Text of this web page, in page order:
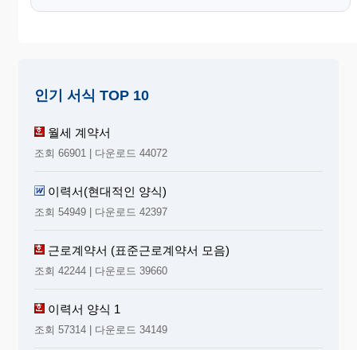
인기 서식 TOP 10
월세 계약서
조회 66901 | 다운로드 44072
이력서(현대적인 양식)
조회 54949 | 다운로드 42397
근로계약서 (표준근로계약서 모음)
조회 42244 | 다운로드 39660
이력서 양식 1
조회 57314 | 다운로드 34149